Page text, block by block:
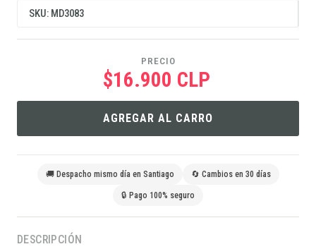
SKU: MD3083
PRECIO
$16.900 CLP
AGREGAR AL CARRO
🚚 Despacho mismo día en Santiago 🔄 Cambios en 30 días
🔒 Pago 100% seguro
DESCRIPCIÓN